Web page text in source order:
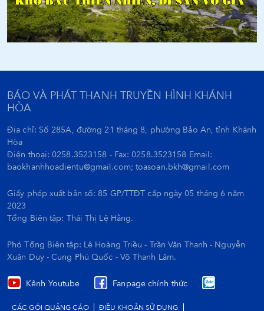
BÁO VÀ PHÁT THANH TRUYỀN HÌNH KHÁNH
HÒA
Địa chỉ: Số 285A, đường 21 tháng 8, phường Bảo An, tỉnh Khánh
Hòa
Điện thoại: 0258.3523158 - Fax: 0258.3523158 Email:
baokhanhhoadientu@gmail.com; toasoan.bkh@gmail.com
Giấy phép xuất bản số: 85 GP/TTĐT cấp ngày 05 tháng 6 năm
2023
Tổng Biên tập: Thái Thị Lệ Hằng.
Phó Tổng Biên tập: Lê Hoàng Triều - Trần Văn Thanh - Nguyễn
Xuân Duy - Cung Phú Quốc - Võ Thanh Lâm.
Kênh Youtube Fanpage chính thức
CÁC GÓI QUẢNG CÁO ĐIỀU KHOẢN SỬ DỤNG